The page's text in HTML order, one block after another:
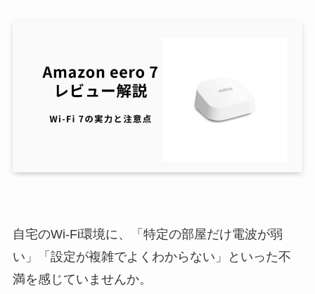
自宅のWi-Fi環境に、「特定の部屋だけ電波が弱
い」「設定が複雑でよくわからない」といった不
満を感じていませんか。